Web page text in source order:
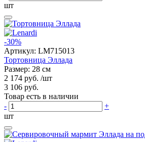
шт
-30%
Артикул: LM715013
Тортовница Эллада
Размер: 28 см
2 174 руб. /шт
3 106 руб.
Товар есть в наличии
-
+
шт